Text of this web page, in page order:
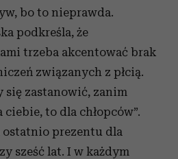
bo to nieprawda.
podkreśla, że
trzeba akcentować brak
związanych z płcią.
się zastanowić, zanim
to dla chłopców”.
ostatnio prezentu dla
sześć lat. I w każdym